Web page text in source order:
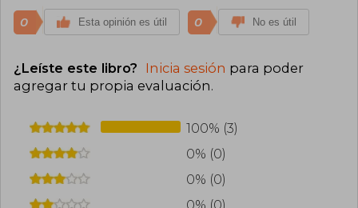
0 Esta opinión es útil 0 No es útil
¿Leíste este libro? Inicia sesión para poder
agregar tu propia evaluación.
100% (3)
0% (0)
0% (0)